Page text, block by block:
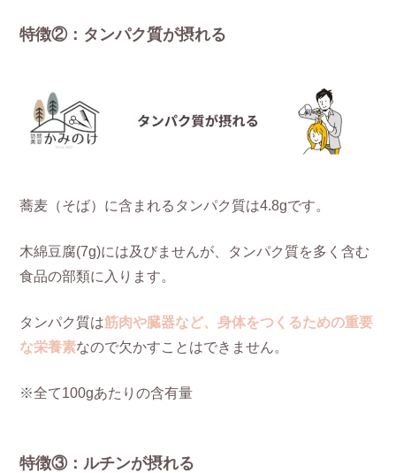
特徴②：タンパク質が摂れる
蕎麦（そば）に含まれるタンパク質は4.8gです。
木綿豆腐(7g)には及びませんが、タンパク質を多く含む
食品の部類に入ります。
タンパク質は筋肉や臓器など、身体をつくるための重要
な栄養素なので欠かすことはできません。
※全て100gあたりの含有量
特徴③：ルチンが摂れる